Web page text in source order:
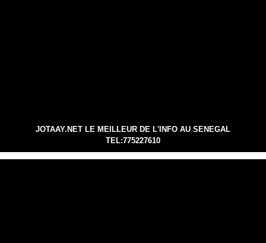
JOTAAY.NET LE MEILLEUR DE L'INFO AU SENEGAL
TEL:775227610